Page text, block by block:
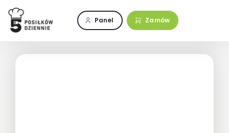
Przejdź
zawartości
Panel Zamów